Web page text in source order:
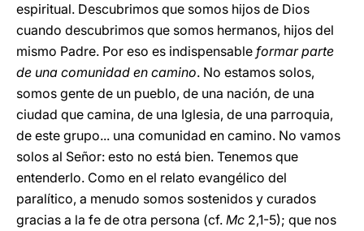
espiritual. Descubrimos que somos hijos de Dios
cuando descubrimos que somos hermanos, hijos del
mismo Padre. Por eso es indispensable formar parte
de una comunidad en camino. No estamos solos,
somos gente de un pueblo, de una nación, de una
ciudad que camina, de una Iglesia, de una parroquia,
de este grupo... una comunidad en camino. No vamos
solos al Señor: esto no está bien. Tenemos que
entenderlo. Como en el relato evangélico del
paralítico, a menudo somos sostenidos y curados
gracias a la fe de otra persona (cf. Mc 2,1-5); que nos